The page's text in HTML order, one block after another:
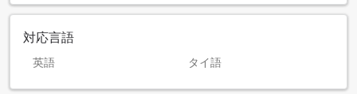
対応言語
英語 タイ語